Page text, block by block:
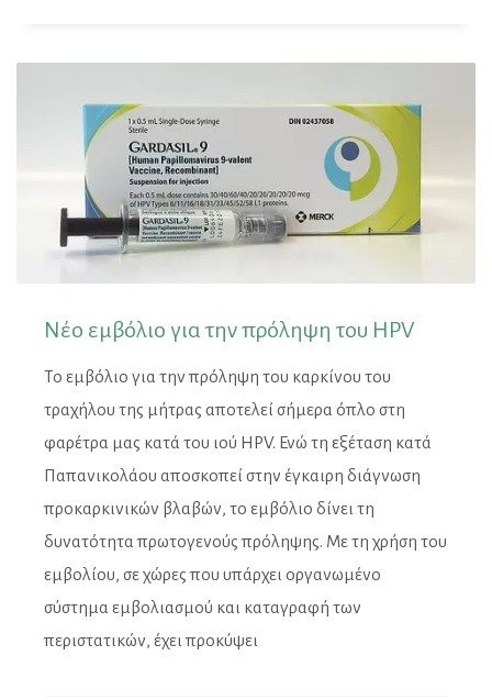
Νέο εμβόλιo για την πρόληψη του HPV
Το εμβόλιο για την πρόληψη του καρκίνου του
τραχήλου της μήτρας αποτελεί σήμερα όπλο στη
φαρέτρα μας κατά του ιού HPV. Ενώ τη εξέταση κατά
Παπανικολάου αποσκοπεί στην έγκαιρη διάγνωση
προκαρκινικών βλαβών, το εμβόλιο δίνει τη
δυνατότητα πρωτογενούς πρόληψης. Με τη χρήση του
εμβολίου, σε χώρες που υπάρχει οργανωμένο
σύστημα εμβολιασμού και καταγραφή των
περιστατικών, έχει προκύψει